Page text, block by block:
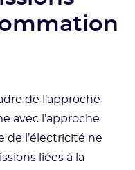
de l’approche
avec l’approche
de l’électricité ne
liées à la